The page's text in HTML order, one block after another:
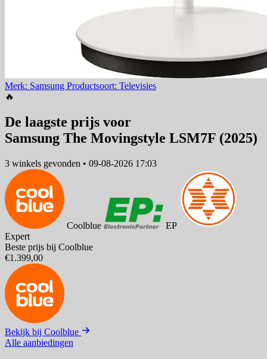
Merk: Samsung Productsoort: Televisies
🔥
De laagste prijs voor
Samsung The Movingstyle LSM7F (2025)
3 winkels gevonden • 09-08-2026 17:03
Coolblue
EP
Expert
Beste prijs bij Coolblue
€1.399,00
Bekijk bij Coolblue
Alle aanbiedingen